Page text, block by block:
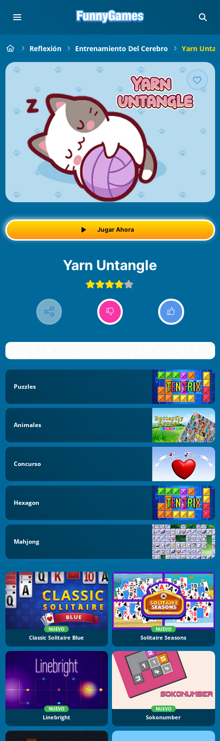
Reflexión Entrenamiento Del Cerebro Yarn
Jugar Ahora
Yarn Untangle
Puzzles
Animales
Concurso
Hexagon
Mahjong
NUEVO
Classic Solitaire Blue
NUEVO
Solitaire Seasons
NUEVO
Linebright
NUEVO
Sokonumber